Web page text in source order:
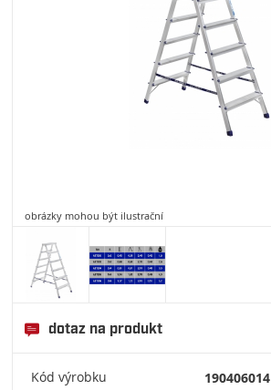
obrázky mohou být ilustrační
dotaz na produkt
Kód výrobku 190406014